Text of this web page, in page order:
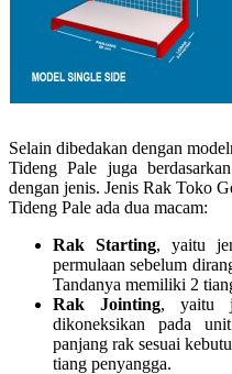
Selain dibedakan dengan
Tideng Pale juga
dengan jenis. Jenis Rak Toko
Tideng Pale ada dua macam:
Rak Starting, yaitu
permulaan sebelum
Tandanya memiliki 2
Rak Jointing, yaitu
dikoneksikan pada
panjang rak sesuai
tiang penyangga.